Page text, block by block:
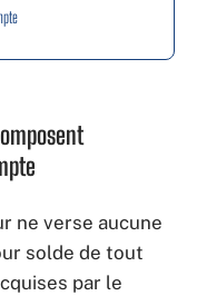
ne verse aucune
solde de tout
par le